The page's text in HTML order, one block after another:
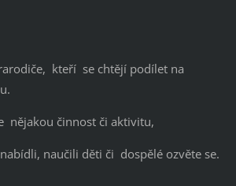
kteří se chtějí podílet na
nějakou činnost či aktivitu,
naučili děti či dospělé ozvěte se.